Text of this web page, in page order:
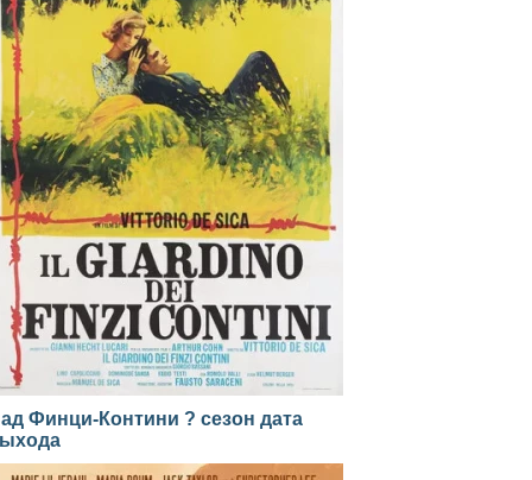
Финци-Контини ? сезон дата